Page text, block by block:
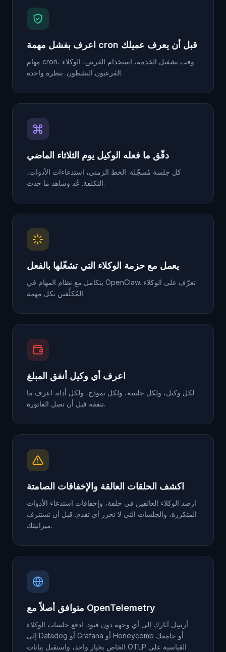
اعرف بفشل مهمة cron قبل أن يعرف عميلك
مهام cron، وقت تشغيل الخدمة، استخدام القرص، الوكلاء
الفرعيون النشطون. بنظرة واحدة.
دقّق ما فعله الوكيل يوم الثلاثاء الماضي
كل جلسة مُسجّلة. الخط الزمني، استدعاءات الأدوات،
التكلفة. عُد وشاهد ما حدث.
يعمل مع حزمة الوكلاء التي تشغّلها بالفعل
يتكامل مع نظام المهام في OpenClaw. تعرّف على الوكلاء
المُكلَّفين بكل مهمة.
اعرف أي وكيل أنفق المبلغ
لكل وكيل، ولكل جلسة، ولكل نموذج، ولكل أداة. اعرف ما
تنفقه قبل أن تصل الفاتورة.
اكشف الحلقات العالقة والإخفاقات الصامتة
ارصد الوكلاء العالقين في حلقة، وإخفاقات استدعاء الأدوات
المتكررة، والجلسات التي لا تحرز أي تقدم. قبل أن تستنزف
ميزانيتك.
متوافق أصلاً مع OpenTelemetry
أرسِل آثارك إلى أي وجهة دون قيود. ادفع جلسات الوكلاء
إلى Datadog أو Grafana أو Honeycomb أو جامعك
الخاص بخيار واحد، واستقبل بيانات OTLP القياسية على